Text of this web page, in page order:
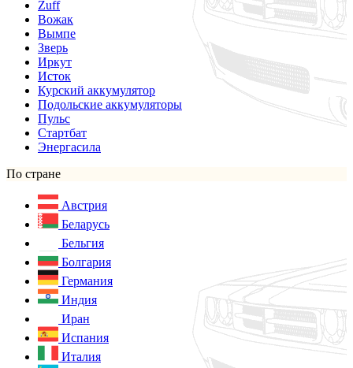
Zuff
Вожак
Вымпе
Зверь
Иркут
Исток
Курский аккумулятор
Подольские аккумуляторы
Пульс
Стартбат
Энергасила
По стране
Австрия
Беларусь
Бельгия
Болгария
Германия
Индия
Иран
Испания
Италия